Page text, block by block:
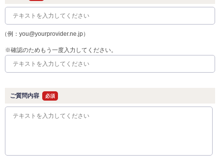
（例：you@yourprovider.ne.jp）
※確認のためもう一度入力してください。
ご質問内容 必須